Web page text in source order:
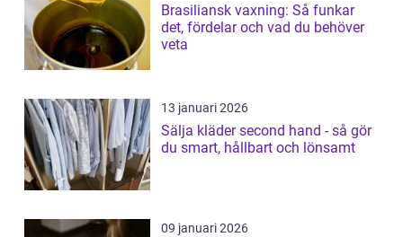
Brasiliansk vaxning: Så funkar
det, fördelar och vad du behöver
veta
13 januari 2026
Sälja kläder second hand - så gör
du smart, hållbart och lönsamt
09 januari 2026